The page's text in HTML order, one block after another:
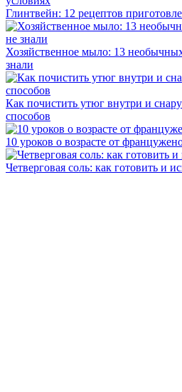
Глинтвейн: 12 рецептов
Хозяйственное мыло: 13
знали
Как почистить утюг внутри и
способов
10 уроков о возрасте от
Четверговая соль: как готовить и